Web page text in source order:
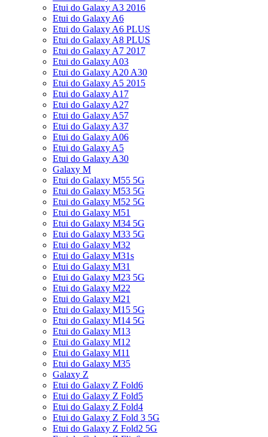
Etui do Galaxy A3 2016
Etui do Galaxy A6
Etui do Galaxy A6 PLUS
Etui do Galaxy A8 PLUS
Etui do Galaxy A7 2017
Etui do Galaxy A03
Etui do Galaxy A20 A30
Etui do Galaxy A5 2015
Etui do Galaxy A17
Etui do Galaxy A27
Etui do Galaxy A57
Etui do Galaxy A37
Etui do Galaxy A06
Etui do Galaxy A5
Etui do Galaxy A30
Galaxy M
Etui do Galaxy M55 5G
Etui do Galaxy M53 5G
Etui do Galaxy M52 5G
Etui do Galaxy M51
Etui do Galaxy M34 5G
Etui do Galaxy M33 5G
Etui do Galaxy M32
Etui do Galaxy M31s
Etui do Galaxy M31
Etui do Galaxy M23 5G
Etui do Galaxy M22
Etui do Galaxy M21
Etui do Galaxy M15 5G
Etui do Galaxy M14 5G
Etui do Galaxy M13
Etui do Galaxy M12
Etui do Galaxy M11
Etui do Galaxy M35
Galaxy Z
Etui do Galaxy Z Fold6
Etui do Galaxy Z Fold5
Etui do Galaxy Z Fold4
Etui do Galaxy Z Fold 3 5G
Etui do Galaxy Z Fold2 5G